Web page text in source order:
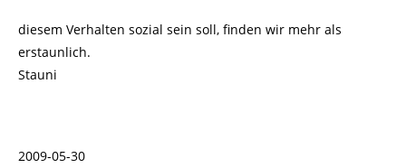
diesem Verhalten sozial sein soll, finden wir mehr als
erstaunlich.
Stauni
2009-05-30